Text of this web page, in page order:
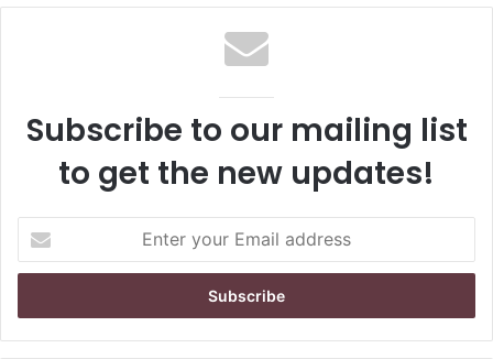
Subscribe to our mailing list
to get the new updates!
your
Email